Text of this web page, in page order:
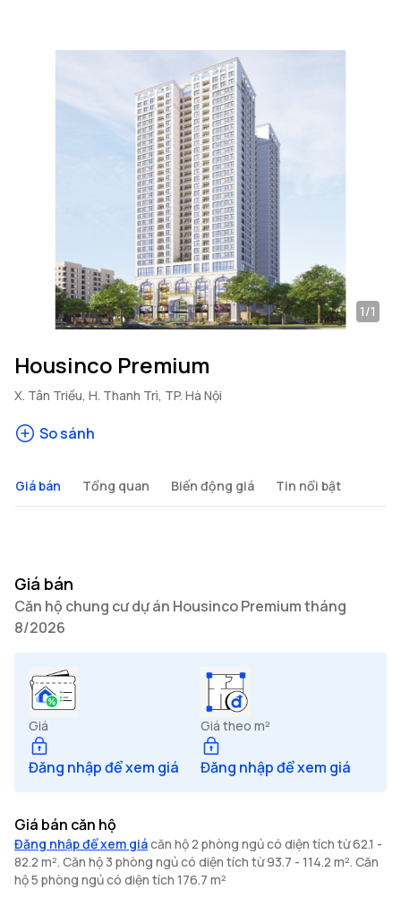
1/1
Housinco Premium
So sánh
X. Tân Triều, H. Thanh Trì, TP. Hà Nội
Giá bán Tổng quan Biến động giá Tin nổi bật
Giá bán
Căn hộ chung cư dự án Housinco Premium tháng
8/2026
Giá
Đăng nhập để xem giá
Giá theo m²
Đăng nhập để xem giá
Giá bán căn hộ
Đăng nhập để xem giácăn hộ 2 phòng ngủ có diện tích từ 62.1 -
82.2 m². Căn hộ 3 phòng ngủ có diện tích từ 93.7 - 114.2 m². Căn
hộ 5 phòng ngủ có diện tích 176.7 m²